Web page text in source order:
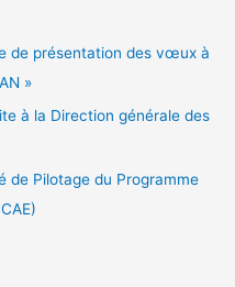
de présentation des vœux à
»
à la Direction générale des
de Pilotage du Programme